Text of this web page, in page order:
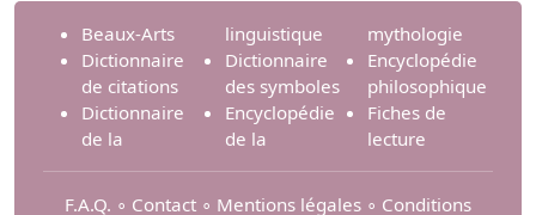
Beaux-Arts
Dictionnaire
de citations
Dictionnaire
de la
linguistique
Dictionnaire
des symboles
Encyclopédie
de la
mythologie
Encyclopédie
philosophique
Fiches de
lecture
F.A.Q. ∘ Contact ∘ Mentions légales ∘ Conditions